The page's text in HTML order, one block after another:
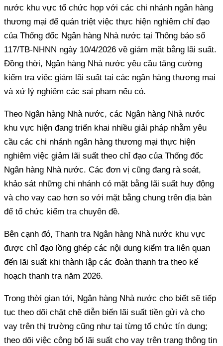
nước khu vực tổ chức họp với các chi nhánh ngân hàng
thương mại để quán triệt việc thực hiện nghiêm chỉ đạo
của Thống đốc Ngân hàng Nhà nước tại Thông báo số
117/TB-NHNN ngày 10/4/2026 về giảm mặt bằng lãi suất.
Đồng thời, Ngân hàng Nhà nước yêu cầu tăng cường
kiểm tra việc giảm lãi suất tại các ngân hàng thương mại
và xử lý nghiêm các sai phạm nếu có.
Theo Ngân hàng Nhà nước, các Ngân hàng Nhà nước
khu vực hiện đang triển khai nhiều giải pháp nhằm yêu
cầu các chi nhánh ngân hàng thương mại thực hiện
nghiêm việc giảm lãi suất theo chỉ đạo của Thống đốc
Ngân hàng Nhà nước. Các đơn vị cũng đang rà soát,
khảo sát những chi nhánh có mặt bằng lãi suất huy động
và cho vay cao hơn so với mặt bằng chung trên địa bàn
để tổ chức kiểm tra chuyên đề.
Bên cạnh đó, Thanh tra Ngân hàng Nhà nước khu vực
được chỉ đạo lồng ghép các nội dung kiểm tra liên quan
đến lãi suất khi thành lập các đoàn thanh tra theo kế
hoạch thanh tra năm 2026.
Trong thời gian tới, Ngân hàng Nhà nước cho biết sẽ tiếp
tục theo dõi chặt chẽ diễn biến lãi suất tiền gửi và cho
vay trên thị trường cũng như tại từng tổ chức tín dụng;
theo dõi việc công bố lãi suất cho vay trên trang thông tin